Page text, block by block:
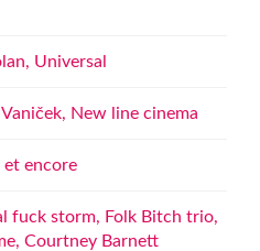
Universal
New line cinema
et encore
fuck storm, Folk Bitch trio,
Courtney Barnett